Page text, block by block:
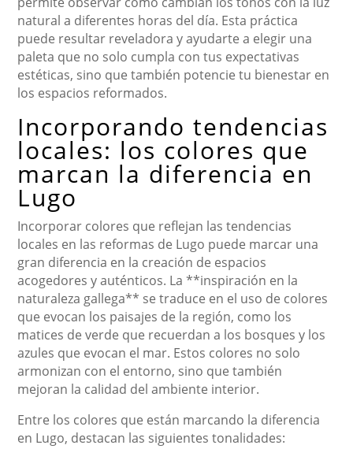
natural a diferentes horas del día. Esta práctica
puede resultar reveladora y ayudarte a elegir una
paleta que no solo cumpla con tus expectativas
estéticas, sino que también potencie tu bienestar en
los espacios reformados.
Incorporando tendencias
locales: los colores que
marcan la diferencia en
Lugo
Incorporar colores que reflejan las tendencias
locales en las reformas de Lugo puede marcar una
gran diferencia en la creación de espacios
acogedores y auténticos. La **inspiración en la
naturaleza gallega** se traduce en el uso de colores
que evocan los paisajes de la región, como los
matices de verde que recuerdan a los bosques y los
azules que evocan el mar. Estos colores no solo
armonizan con el entorno, sino que también
mejoran la calidad del ambiente interior.
Entre los colores que están marcando la diferencia
en Lugo, destacan las siguientes tonalidades: